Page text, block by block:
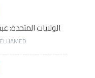
الولايات